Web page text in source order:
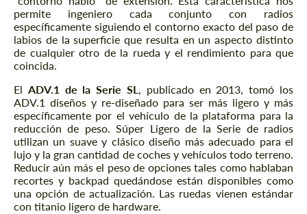
permite ingeniero cada conjunto con radios
específicamente siguiendo el contorno exacto del paso de
labios de la superficie que resulta en un aspecto distinto
de cualquier otro de la rueda y el rendimiento para que
coincida.
El ADV.1 de la Serie SL , publicado en 2013, tomó los
ADV.1 diseños y re-diseñado para ser más ligero y más
específicamente por el vehículo de la plataforma para la
reducción de peso. Súper Ligero de la Serie de radios
utilizan un suave y clásico diseño más adecuado para el
lujo y la gran cantidad de coches y vehículos todo terreno.
Reducir aún más el peso de opciones tales como hablaban
recortes y backpad quedándose están disponibles como
una opción de actualización. Las ruedas vienen estándar
con titanio ligero de hardware.